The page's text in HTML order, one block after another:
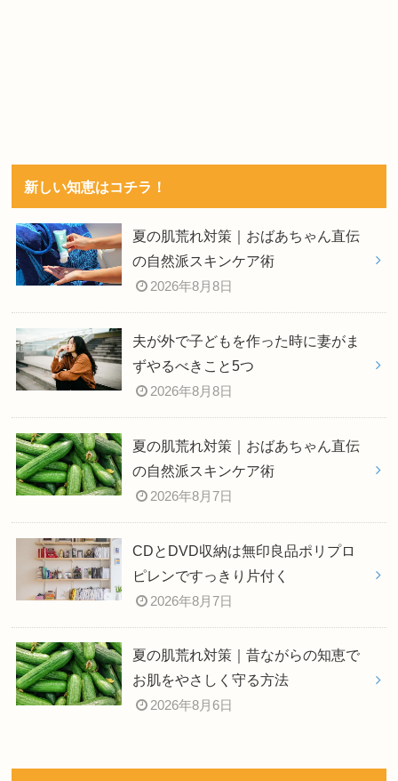
新しい知恵はコチラ！
夏の肌荒れ対策｜おばあちゃん直伝
の自然派スキンケア術
2026年8月8日
夫が外で子どもを作った時に妻がま
ずやるべきこと5つ
2026年8月8日
夏の肌荒れ対策｜おばあちゃん直伝
の自然派スキンケア術
2026年8月7日
CDとDVD収納は無印良品ポリプロ
ピレンですっきり片付く
2026年8月7日
夏の肌荒れ対策｜昔ながらの知恵で
お肌をやさしく守る方法
2026年8月6日